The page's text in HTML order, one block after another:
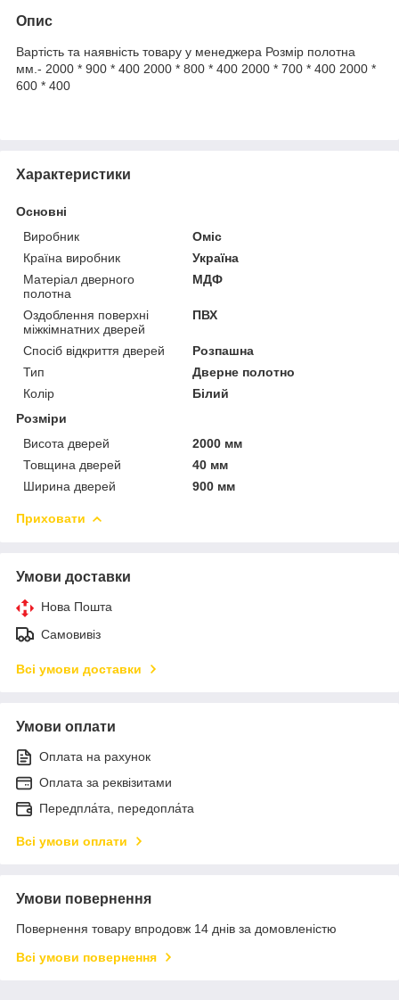
Опис
Вартість та наявність товару у менеджера Розмір полотна
мм.- 2000 * 900 * 400 2000 * 800 * 400 2000 * 700 * 400 2000 *
600 * 400
Характеристики
Основні
Виробник
Оміс
Країна виробник
Україна
Матеріал дверного
полотна
МДФ
Оздоблення поверхні
міжкімнатних дверей
ПВХ
Спосіб відкриття дверей
Розпашна
Тип
Дверне полотно
Колір
Білий
Розміри
Висота дверей
2000 мм
Товщина дверей
40 мм
Ширина дверей
900 мм
Приховати
Умови доставки
Нова Пошта
Самовивіз
Всі умови доставки
Умови оплати
Оплата на рахунок
Оплата за реквізитами
Передпла́та, передопла́та
Всі умови оплати
Умови повернення
Повернення товару впродовж 14 днів за домовленістю
Всі умови повернення